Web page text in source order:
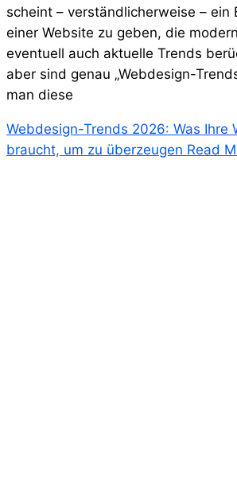
scheint – verständlicherweise – ein
einer Website zu geben, die
eventuell auch aktuelle Trends
aber sind genau „Webdesign-
man diese
Webdesign-Trends 2026: Was Ihre
braucht, um zu überzeugen Read